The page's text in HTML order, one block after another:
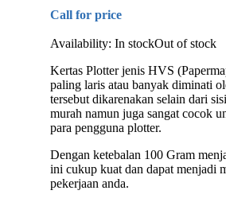
Call for price
Availability: In stockOut of stock
Kertas Plotter jenis HVS
paling laris atau banyak diminati
tersebut dikarenakan selain dari
murah namun juga sangat cocok
para pengguna plotter.
Dengan ketebalan 100 Gram
ini cukup kuat dan dapat menjadi
pekerjaan anda.